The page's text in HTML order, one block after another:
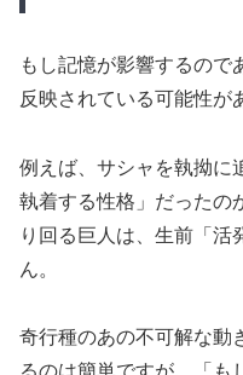
もし記憶が影響するので
反映されている可能性が
例えば、サシャを執拗に
執着する性格」だったの
り回る巨人は、生前「活
ん。
奇行種のあの不可解な動